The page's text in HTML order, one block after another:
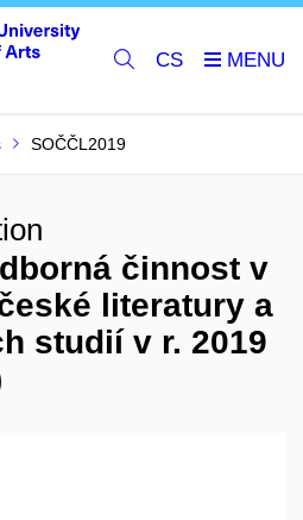
CS
SOČČL2019
činnost v
literatury a
studií v r. 2019